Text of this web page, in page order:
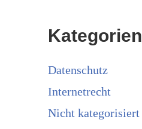
Kategorien
Datenschutz
Internetrecht
Nicht kategorisiert